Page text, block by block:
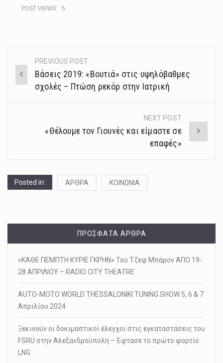
POST VIEWS: 5
Post
navigation
PREVIOUS POST
Βάσεις 2019: «Βουτιά» στις υψηλόβαθμες
σχολές – Πτώση ρεκόρ στην Ιατρική
NEXT POST
«Θέλουμε τον Γιουνές και είμαστε σε
επαφές»
Posted in: ΑΡΘΡΑ ΚΟΙΝΩΝΙΑ
ΠΡΌΣΦΑΤΑ ΆΡΘΡΑ
«ΚΑΘΕ ΠΕΜΠΤΗ ΚΥΡΙΕ ΓΚΡΗΝ» Του Τζεφ Μπάρον ΑΠΟ 19-
28 ΑΠΡΙΛΙΟΥ – RADIO CITY THEATRE
AUTO-MOTO WORLD THESSALONIKI TUNING SHOW 5, 6 & 7
Απριλίου 2024
Ξεκινούν οι δοκιμαστικοί έλεγχοι στις εγκαταστάσεις του
FSRU στην Αλεξανδρούπολη – Έφτασε το πρώτο φορτίο
LNG